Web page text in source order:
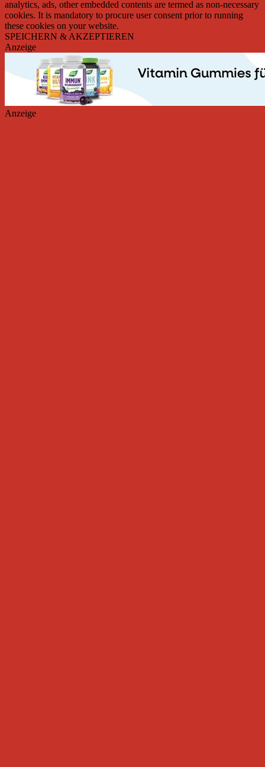
analytics, ads, other embedded contents are termed as non-necessary
cookies. It is mandatory to procure user consent prior to running
these cookies on your website.
SPEICHERN & AKZEPTIEREN
Anzeige
Anzeige